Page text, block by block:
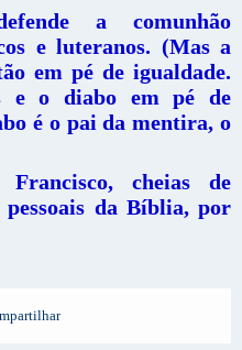
a comunhão
e luteranos. (Mas a
em pé de igualdade.
e o diabo em pé de
é o pai da mentira, o
cheias de
pessoais da Bíblia, por